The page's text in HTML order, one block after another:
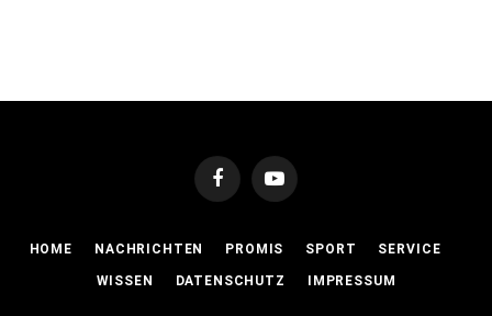
FacebookYouTube
HOME NACHRICHTEN PROMIS SPORT SERVICE
WISSEN DATENSCHUTZ IMPRESSUM